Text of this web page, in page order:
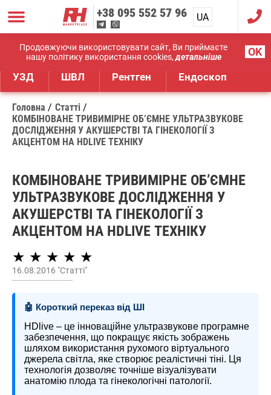
Продовжуючи використовувати сайт, Ви приймаєте
нашу політику використання cookies,детальніше OK
+38 095 552 57 96 UA
RU
Дистрибуція медичного обладнання
УЗД ШВЛ Рентген Ендоскоп
Головна
Статті
КОМБІНОВАНЕ ТРИВИМІРНЕ ОБ’ЄМНЕ УЛЬТРАЗВУКОВЕ
ДОСЛІДЖЕННЯ У АКУШЕРСТВІ ТА ГІНЕКОЛОГІЇ З
АКЦЕНТОМ НА HDLIVE ТЕХНІКУ
КОМБІНОВАНЕ ТРИВИМІРНЕ ОБ’ЄМНЕ
УЛЬТРАЗВУКОВЕ ДОСЛІДЖЕННЯ У
АКУШЕРСТВІ ТА ГІНЕКОЛОГІЇ З
АКЦЕНТОМ НА HDLIVE ТЕХНІКУ
★ ★ ★ ★ ★
16.08.2016 "Статті"
🤖 Короткий переказ від ШІ
HDlive – це інноваційне ультразвукове програмне
забезпечення, що покращує якість зображень
шляхом використання рухомого віртуального
джерела світла, яке створює реалістичні тіні. Ця
технологія дозволяє точніше візуалізувати
анатомію плода та гінекологічні патології.